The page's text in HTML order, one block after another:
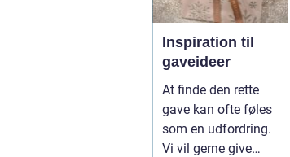
Inspiration til
gaveideer
At finde den rette
gave kan ofte føles
som en udfordring.
Vi vil gerne give